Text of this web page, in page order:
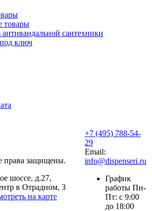
товары
сантехники
ключ
права защищены.
шоссе, д.27,
в Отрадном, 3
на карте
+7 (495) 788-54-
29
Email:
info@dispenseri.ru
График
работы Пн-
Пт: с 9:00
до 18:00